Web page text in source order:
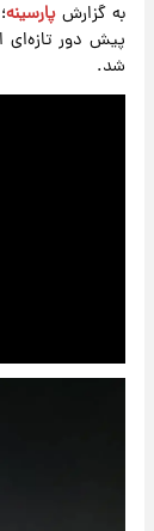
به گزارشپارسینه
پیش دور تازه‌ای
شد.